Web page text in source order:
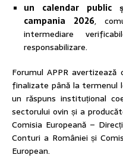
un calendar public
campania 2026,
intermediare
responsabilizare.
Forumul APPR
finalizate până la termenul
un răspuns instituțional
sectorului ovin și a
Comisia Europeană –
Conturi a României și
European.